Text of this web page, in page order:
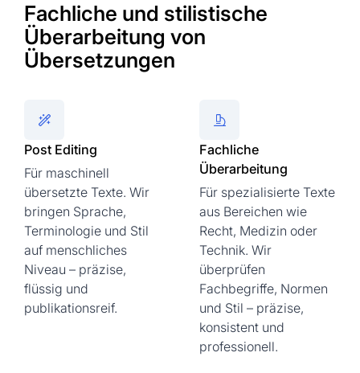
Fachliche und stilistische
Überarbeitung von
Übersetzungen
Post Editing
Für maschinell
übersetzte Texte. Wir
bringen Sprache,
Terminologie und Stil
auf menschliches
Niveau – präzise,
flüssig und
publikationsreif.
Fachliche
Überarbeitung
Für spezialisierte Texte
aus Bereichen wie
Recht, Medizin oder
Technik. Wir
überprüfen
Fachbegriffe, Normen
und Stil – präzise,
konsistent und
professionell.